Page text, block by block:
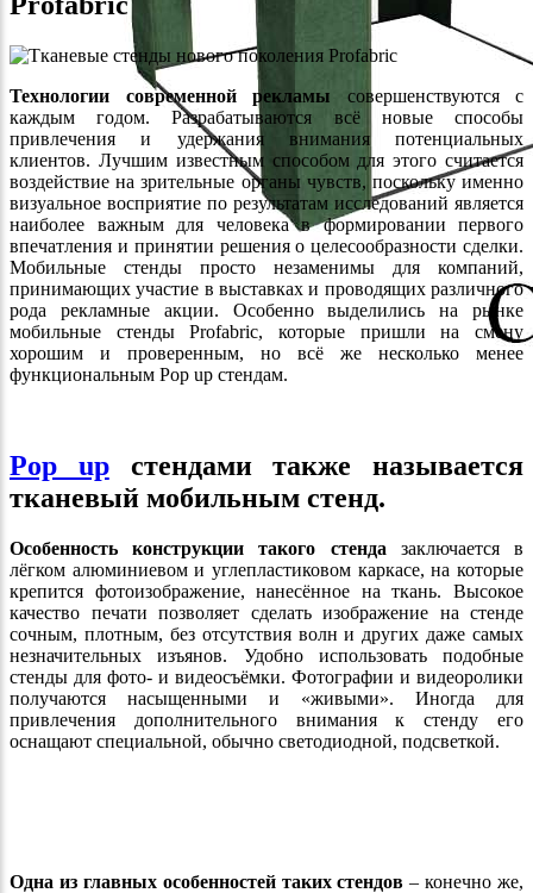
Технологии современной рекламы совершенствуются с
каждым годом. Разрабатываются всё новые способы
привлечения и удержания внимания потенциальных
клиентов. Лучшим известным способом для этого считается
воздействие на зрительные органы чувств, поскольку именно
визуальное восприятие по результатам исследований является
наиболее важным для человека в формировании первого
впечатления и принятии решения о целесообразности сделки.
Мобильные стенды просто незаменимы для компаний,
принимающих участие в выставках и проводящих различного
рода рекламные акции. Особенно выделились на рынке
мобильные стенды Profabric, которые пришли на смену
хорошим и проверенным, но всё же несколько менее
функциональным Pop up стендам.
Pop upстендами также называется
тканевый мобильным стенд.
Особенность конструкции такого стенда заключается в
лёгком алюминиевом и углепластиковом каркасе, на которые
крепится фотоизображение, нанесённое на ткань. Высокое
качество печати позволяет сделать изображение на стенде
сочным, плотным, без отсутствия волн и других даже самых
незначительных изъянов. Удобно использовать подобные
стенды для фото- и видеосъёмки. Фотографии и видеоролики
получаются насыщенными и «живыми». Иногда для
привлечения дополнительного внимания к стенду его
оснащают специальной, обычно светодиодной, подсветкой.
Одна из главных особенностей таких стендов – конечно же,